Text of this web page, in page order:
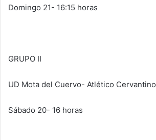
Domingo 21- 16:15 horas
GRUPO II
UD Mota del Cuervo- Atlético Cervantino
Sábado 20- 16 horas